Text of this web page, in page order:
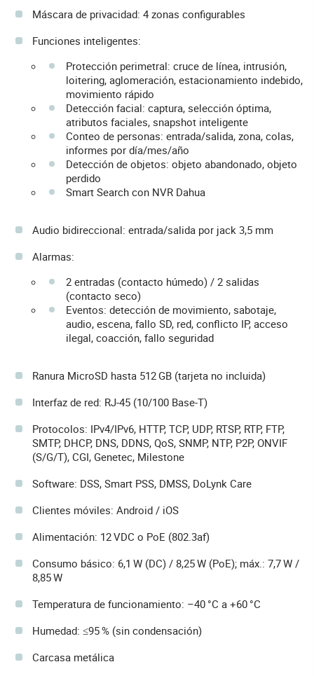
Máscara de privacidad: 4 zonas configurables
Funciones inteligentes:
Protección perimetral: cruce de línea, intrusión,
loitering, aglomeración, estacionamiento indebido,
movimiento rápido
Detección facial: captura, selección óptima,
atributos faciales, snapshot inteligente
Conteo de personas: entrada/salida, zona, colas,
informes por día/mes/año
Detección de objetos: objeto abandonado, objeto
perdido
Smart Search con NVR Dahua
Audio bidireccional: entrada/salida por jack 3,5 mm
Alarmas:
2 entradas (contacto húmedo) / 2 salidas
(contacto seco)
Eventos: detección de movimiento, sabotaje,
audio, escena, fallo SD, red, conflicto IP, acceso
ilegal, coacción, fallo seguridad
Ranura MicroSD hasta 512 GB (tarjeta no incluida)
Interfaz de red: RJ-45 (10/100 Base-T)
Protocolos: IPv4/IPv6, HTTP, TCP, UDP, RTSP, RTP, FTP,
SMTP, DHCP, DNS, DDNS, QoS, SNMP, NTP, P2P, ONVIF
(S/G/T), CGI, Genetec, Milestone
Software: DSS, Smart PSS, DMSS, DoLynk Care
Clientes móviles: Android / iOS
Alimentación: 12 VDC o PoE (802.3af)
Consumo básico: 6,1 W (DC) / 8,25 W (PoE); máx.: 7,7 W /
8,85 W
Temperatura de funcionamiento: –40 °C a +60 °C
Humedad: ≤95 % (sin condensación)
Carcasa metálica